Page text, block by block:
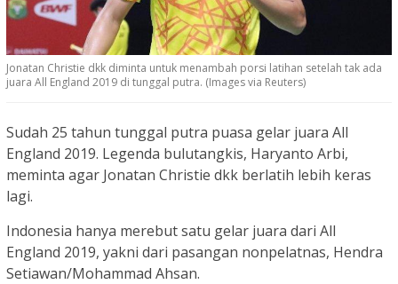
Jonatan Christie dkk diminta untuk menambah porsi latihan setelah tak ada
juara All England 2019 di tunggal putra. (Images via Reuters)
Sudah 25 tahun tunggal putra puasa gelar juara All
England 2019. Legenda bulutangkis, Haryanto Arbi,
meminta agar Jonatan Christie dkk berlatih lebih keras
lagi.
Indonesia hanya merebut satu gelar juara dari All
England 2019, yakni dari pasangan nonpelatnas, Hendra
Setiawan/Mohammad Ahsan.